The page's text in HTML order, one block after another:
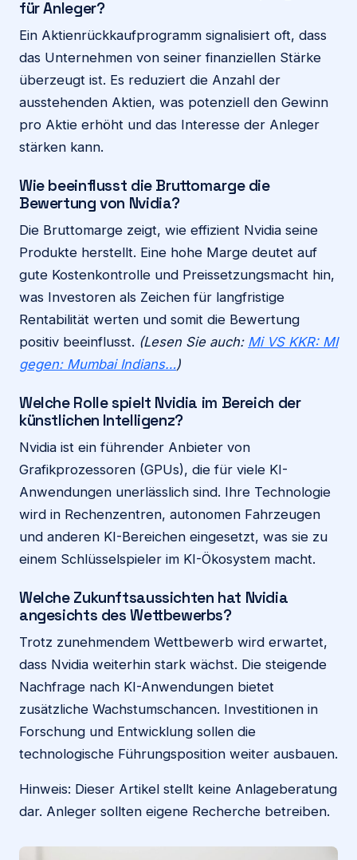
für Anleger?
Ein Aktienrückkaufprogramm signalisiert oft, dass
das Unternehmen von seiner finanziellen Stärke
überzeugt ist. Es reduziert die Anzahl der
ausstehenden Aktien, was potenziell den Gewinn
pro Aktie erhöht und das Interesse der Anleger
stärken kann.
Wie beeinflusst die Bruttomarge die
Bewertung von Nvidia?
Die Bruttomarge zeigt, wie effizient Nvidia seine
Produkte herstellt. Eine hohe Marge deutet auf
gute Kostenkontrolle und Preissetzungsmacht hin,
was Investoren als Zeichen für langfristige
Rentabilität werten und somit die Bewertung
positiv beeinflusst. (Lesen Sie auch: Mi VS KKR: MI
gegen: Mumbai Indians…)
Welche Rolle spielt Nvidia im Bereich der
künstlichen Intelligenz?
Nvidia ist ein führender Anbieter von
Grafikprozessoren (GPUs), die für viele KI-
Anwendungen unerlässlich sind. Ihre Technologie
wird in Rechenzentren, autonomen Fahrzeugen
und anderen KI-Bereichen eingesetzt, was sie zu
einem Schlüsselspieler im KI-Ökosystem macht.
Welche Zukunftsaussichten hat Nvidia
angesichts des Wettbewerbs?
Trotz zunehmendem Wettbewerb wird erwartet,
dass Nvidia weiterhin stark wächst. Die steigende
Nachfrage nach KI-Anwendungen bietet
zusätzliche Wachstumschancen. Investitionen in
Forschung und Entwicklung sollen die
technologische Führungsposition weiter ausbauen.
Hinweis: Dieser Artikel stellt keine Anlageberatung
dar. Anleger sollten eigene Recherche betreiben.